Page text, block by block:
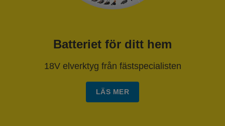
Batteriet för ditt hem
18V elverktyg från fästspecialisten
LÄS MER